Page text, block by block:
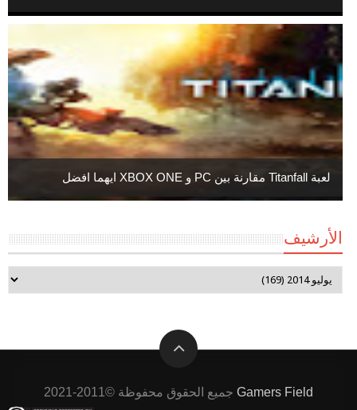
لعبة Titanfall مقارنة بين PC و XBOX ONE ايهما افضل
الأرشيف
Gamers Field جميع الحقوق محفوظة ©2011-2021